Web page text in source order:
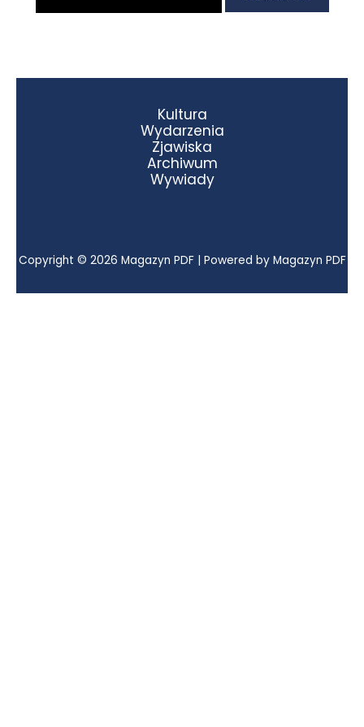
Kultura
Wydarzenia
Zjawiska
Archiwum
Wywiady
Copyright © 2026 Magazyn PDF | Powered by Magazyn PDF